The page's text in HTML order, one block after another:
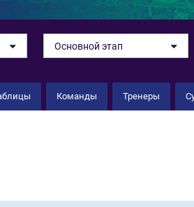
Основной этап
Команды Тренеры